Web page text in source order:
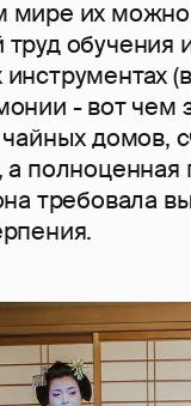
мире их
обучения
- вот чем
домов,
а
требовала